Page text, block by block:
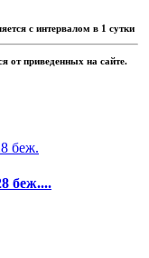
с интервалом в 1 сутки
от приведенных на сайте.
беж....